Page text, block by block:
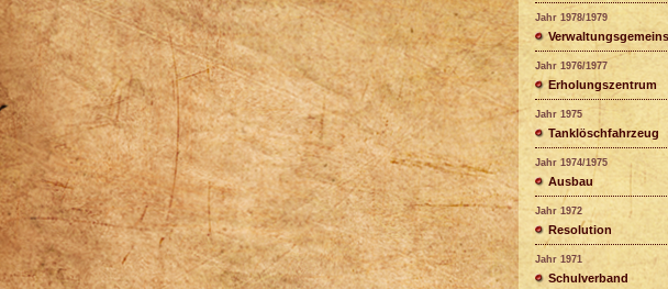
Jahr 1978/1979
Jahr 1976/1977
Erholungszentrum
Jahr 1975
Tanklöschfahrzeug
Jahr 1974/1975
Ausbau
Jahr 1972
Resolution
Jahr 1971
Schulverband